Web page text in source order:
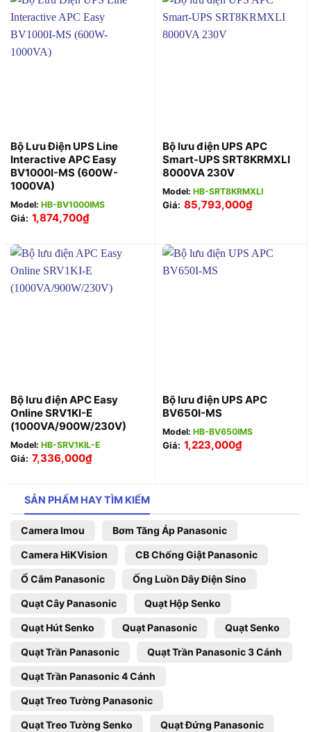
Bộ Lưu Điện UPS Line
Interactive APC Easy
BV1000I-MS (600W-
1000VA)
Model: HB-BV1000IMS
Giá: 1,874,700₫
Bộ lưu điện UPS APC
Smart-UPS SRT8KRMXLI
8000VA 230V
Model: HB-SRT8KRMXLI
Giá: 85,793,000₫
Bộ lưu điện APC Easy
Online SRV1KI-E
(1000VA/900W/230V)
Model: HB-SRV1KIL-E
Giá: 7,336,000₫
Bộ lưu điện UPS APC
BV650I-MS
Model: HB-BV650IMS
Giá: 1,223,000₫
SẢN PHẨM HAY TÌM KIẾM
Camera Imou Bơm Tăng Áp Panasonic
Camera HiKVision CB Chống Giật Panasonic
Ổ Cắm Panasonic Ống Luồn Dây Điện Sino
Quạt Cây Panasonic Quạt Hộp Senko
Quạt Hút Senko Quạt Panasonic Quạt Senko
Quạt Trần Panasonic Quạt Trần Panasonic 3 Cánh
Quạt Trần Panasonic 4 Cánh
Quạt Treo Tường Panasonic
Quạt Treo Tường Senko Quạt Đứng Panasonic